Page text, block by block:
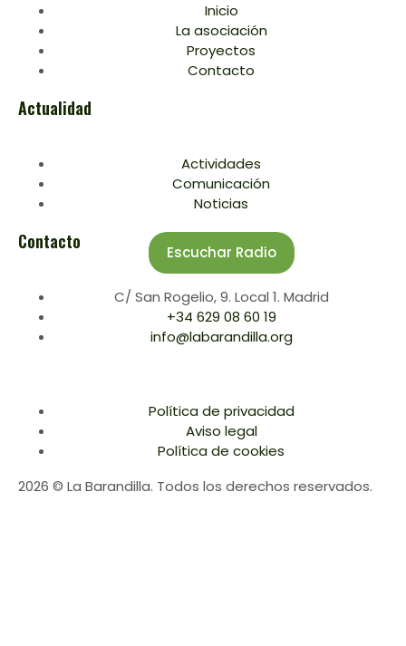
Inicio
La asociación
Proyectos
Contacto
Actualidad
Actividades
Comunicación
Noticias
Contacto
C/ San Rogelio, 9. Local 1. Madrid
+34 629 08 60 19
info@labarandilla.org
Escuchar Radio
2026 © La Barandilla. Todos los derechos reservados.
Política de privacidad
Aviso legal
Política de cookies